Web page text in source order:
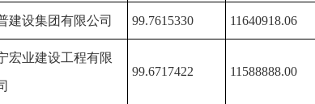
建设集团有限公司 99.7615330 11640918.06
宏业建设工程有限
99.6717422 11588888.00